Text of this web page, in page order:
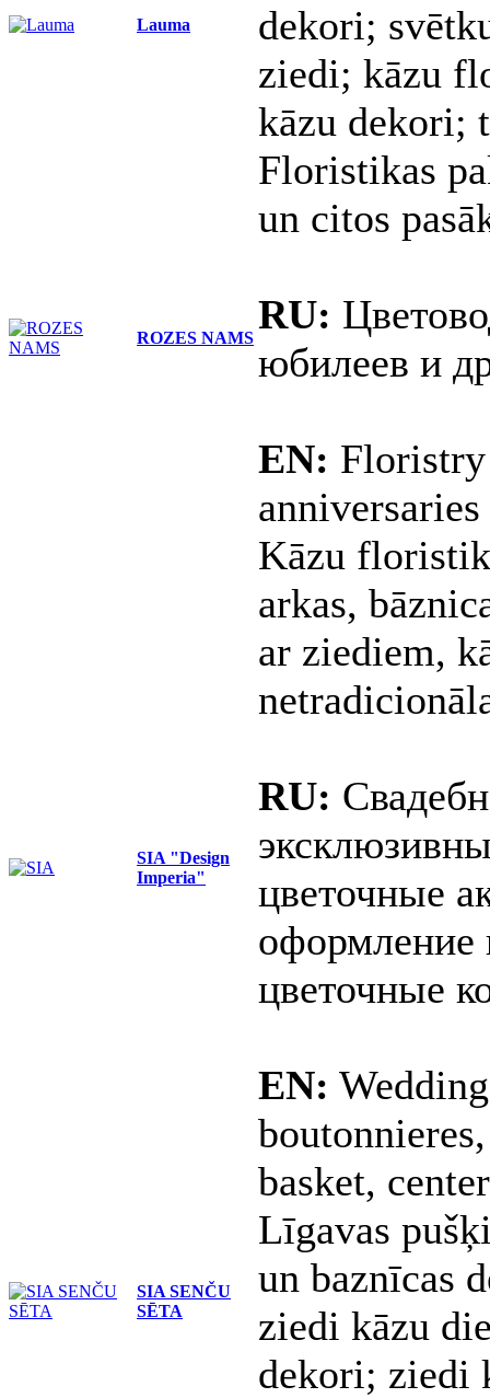
Lauma
dekori;
ziedi; kāzu
kāzu dekori;
ROZES NAMS
Floristikas
un citos
RU:
юбилеев и
EN: Floristry
SIA "Design
Imperia"
Kāzu
arkas,
ar ziediem,
RU:
цветочные
оформление
цветочные
EN:
basket,
SIA SENČU
SĒTA
Līgavas
un baznīcas
ziedi kāzu
dekori; ziedi